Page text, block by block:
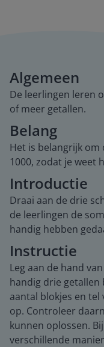
Algemeen
De leerlingen leren
of meer getallen.
Belang
Het is belangrijk
1000, zodat je weet
Introductie
Draai aan de drie
de leerlingen de
handig hebben
Instructie
Leg aan de hand
handig drie getallen
aantal blokjes en tel
op. Controleer
kunnen oplossen.
verschillende